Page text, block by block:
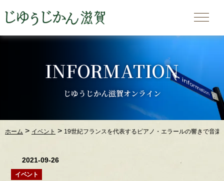
INFORMATION
じゆうじかん滋賀オンライン
ホーム > イベント > 19世紀フランスを代表するピアノ・エラールの響きで音
2021-09-26
イベント